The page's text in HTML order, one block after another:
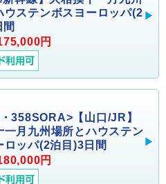
ウステンボスヨーロッパ(2
間
円
358SORA>【山口/JR】
一月九州場所とハウステン
ロッパ(2泊目)3日間
円